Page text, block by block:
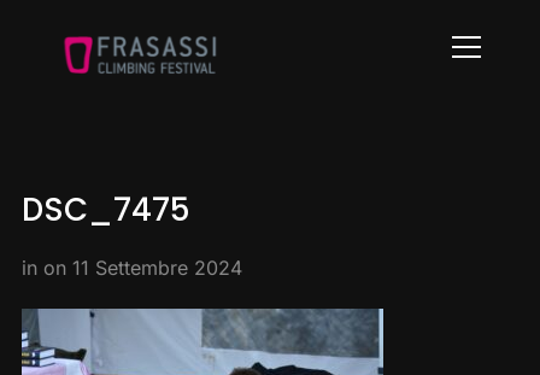
Info
DSC_7475
in on 11 Settembre 2024